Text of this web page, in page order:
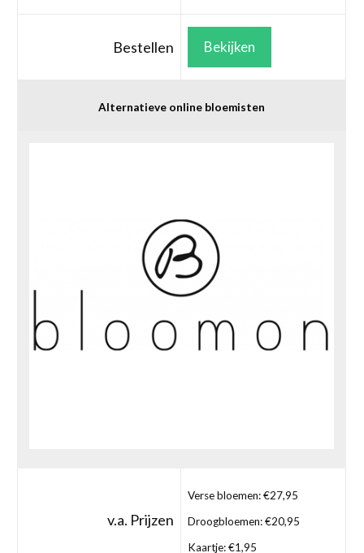
Bestellen Bekijken
Alternatieve online bloemisten
v.a. Prijzen
Verse bloemen: €27,95
Droogbloemen: €20,95
Kaartje: €1,95